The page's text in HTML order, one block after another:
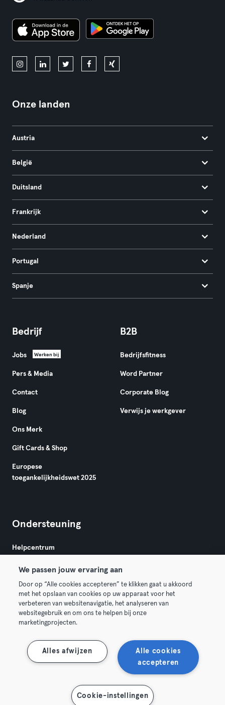
Onze landen
Austria
België
Duitsland
Frankrijk
Nederland
Portugal
Spanje
Bedrijf
Jobs Werken bij
Pers & Media
Contact
Blog
Ons Merk
Gift Cards & Shop
Europese
toegankelijkheidswet 2025
B2B
Bedrijfsfitness
Word Partner
Corporate Blog
Verwijs je werkgever
Ondersteuning
Helpcentrum
Algemene Voorwaarden
Membership opzeggen Trek hier je contract terug
We passen jouw ervaring aan
Door op “Alle cookies accepteren” te klikken gaat u akkoord
met het opslaan van cookies op uw apparaat voor het
verbeteren van websitenavigatie, het analyseren van
websitegebruik en om ons te helpen bij onze
marketingprojecten.
Alle cookies
accepteren
Alles afwijzen
Cookie-instellingen